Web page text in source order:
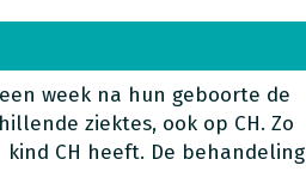
week na hun geboorte de
ziektes, ook op CH. Zo
CH heeft. De behandeling